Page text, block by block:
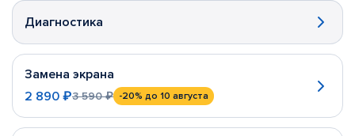
Диагностика
Замена экрана
2 890 ₽3 590 ₽ -20% до 10 августа